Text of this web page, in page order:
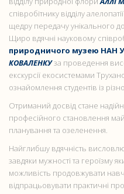
співробітнику відділу
щедру передачу унікального
Щиро вдячні науковому
природничого музею НАН
КОВАЛЕНКУза проведення
екскурсії екосистемами
ознайомлення студентів із
Отриманий досвід стане
професійного становлення
планування та озеленення.
Найглибшу вдячність
завдяки мужності та героїзму
можливість продовжувати
відпрацьовувати практичні